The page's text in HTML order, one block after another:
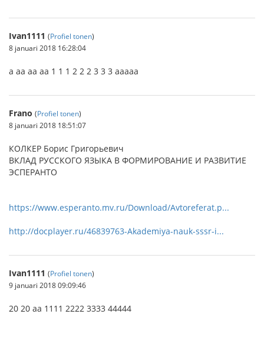
Ivan1111 (Profiel tonen)
8 januari 2018 16:28:04
a aa aa aa 1 1 1 2 2 2 3 3 3 aaaaa
Frano (Profiel tonen)
8 januari 2018 18:51:07
КОЛКЕР Борис Григорьевич
ВКЛАД РУССКОГО ЯЗЫКА В ФОРМИРОВАНИЕ И РАЗВИТИЕ
ЭСПЕРАНТО
https://www.esperanto.mv.ru/Download/Avtoreferat.p...
http://docplayer.ru/46839763-Akademiya-nauk-sssr-i...
Ivan1111 (Profiel tonen)
9 januari 2018 09:09:46
20 20 aa 1111 2222 3333 44444